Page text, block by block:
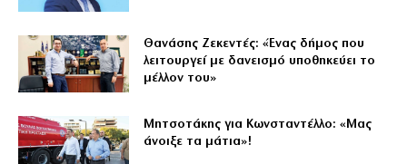
Θανάσης Ζεκεντές: «Ένας δήμος που
λειτουργεί με δανεισμό υποθηκεύει το
μέλλον του»
Μητσοτάκης για Κωνσταντέλλο: «Μας
άνοιξε τα μάτια»!